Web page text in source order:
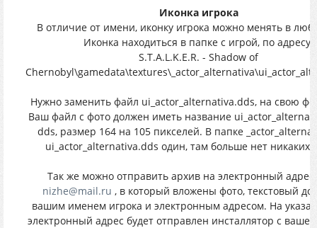
Иконка игрока
В отличие от имени, иконку игрока можно менять в
Иконка находиться в папке с игрой, по адресу:
S.T.A.L.K.E.R. - Shadow of
Нужно заменить файл ui_actor_alternativa.dds, на свою
Ваш файл с фото должен иметь название
dds, размер 164 на 105 пикселей. В папке
ui_actor_alternativa.dds один, там больше нет никаких
Так же можно отправить архив на электронный адрес
nizhe@mail.ru , в который вложены фото, текстовый
вашим именем игрока и электронным адресом. На
электронный адрес будет отправлен инсталлятор с